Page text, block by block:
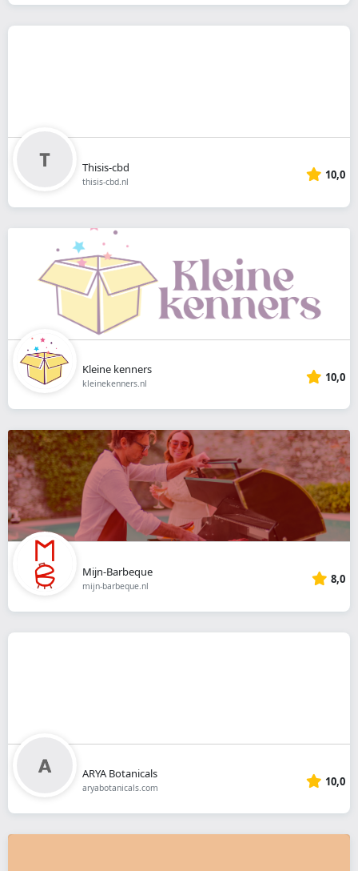
Thisis-cbd
thisis-cbd.nl 10,0
Kleine kenners
kleinekenners.nl 10,0
Mijn-Barbeque
mijn-barbeque.nl 8,0
ARYA Botanicals
aryabotanicals.com 10,0